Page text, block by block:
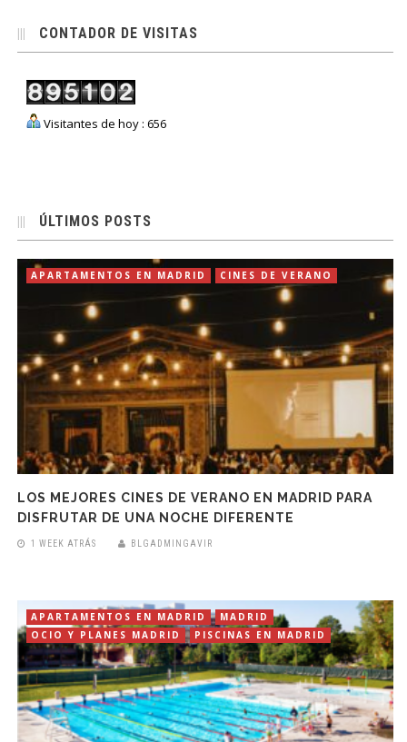
CONTADOR DE VISITAS
Visitantes de hoy : 656
ÚLTIMOS POSTS
APARTAMENTOS EN MADRID CINES DE VERANO
LOS MEJORES CINES DE VERANO EN MADRID PARA
DISFRUTAR DE UNA NOCHE DIFERENTE
1 WEEK ATRÁS BLGADMINGAVIR
APARTAMENTOS EN MADRID
MADRID
OCIO Y PLANES MADRID
PISCINAS EN MADRID